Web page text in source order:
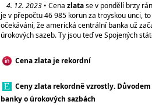
4. 12. 2023 • Cena zlatase v pondělí brzy
je v přepočtu 46 985 korun za troyskou unci,
očekávání, že americká centrální banka už
úrokových sazeb. Ty jsou teď ve Spojených
Cena zlata je rekordní
Ceny zlata rekordně vzrostly.
banky o úrokových sazbách